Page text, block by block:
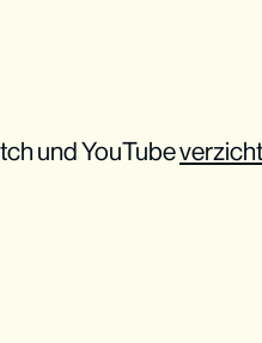
und YouTube